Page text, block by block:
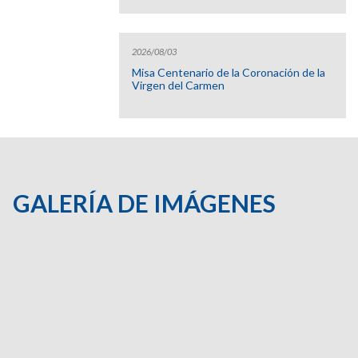
2026/08/03
Misa Centenario de la Coronación de la
Virgen del Carmen
GALERÍA DE IMÁGENES